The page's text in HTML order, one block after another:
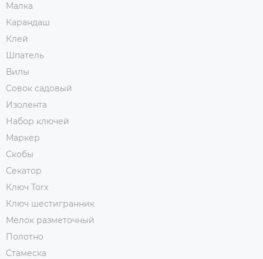
Малка
Карандаш
Клей
Шпатель
Вилы
Совок садовый
Изолента
Набор ключей
Маркер
Скобы
Секатор
Ключ Torx
Ключ шестигранник
Мелок разметочный
Полотно
Стамеска